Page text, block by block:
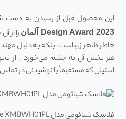
این محصول قبل از رسیدن به دست
Design Award 2023
آلمان را از
خاطر ظاهر زیباست، بلکه به دلیل
هر بخش آن به چشم می‌خورد . از
استیلی که مستقیماً با نوشیدنی در
فلاسک شیائومی مدل Xiaomi Insulated Kettle XMBWH01PL